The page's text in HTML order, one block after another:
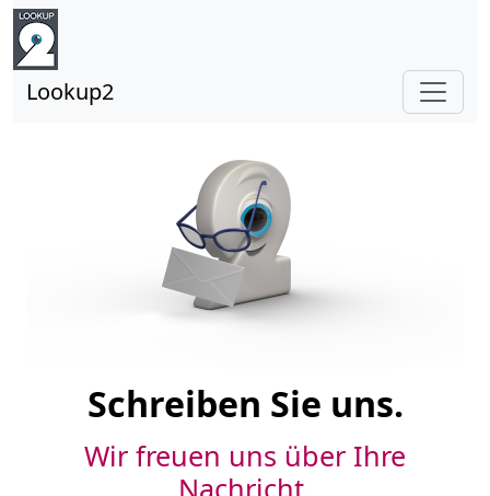
Lookup2
Schreiben Sie uns.
Wir freuen uns über Ihre
Nachricht.